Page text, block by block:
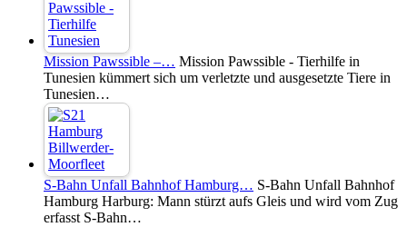
Mission Pawssible –… Mission Pawssible - Tierhilfe in
Tunesien kümmert sich um verletzte und ausgesetzte Tiere in
Tunesien…
S-Bahn Unfall Bahnhof Hamburg… S-Bahn Unfall Bahnhof
Hamburg Harburg: Mann stürzt aufs Gleis und wird vom Zug
erfasst S-Bahn…